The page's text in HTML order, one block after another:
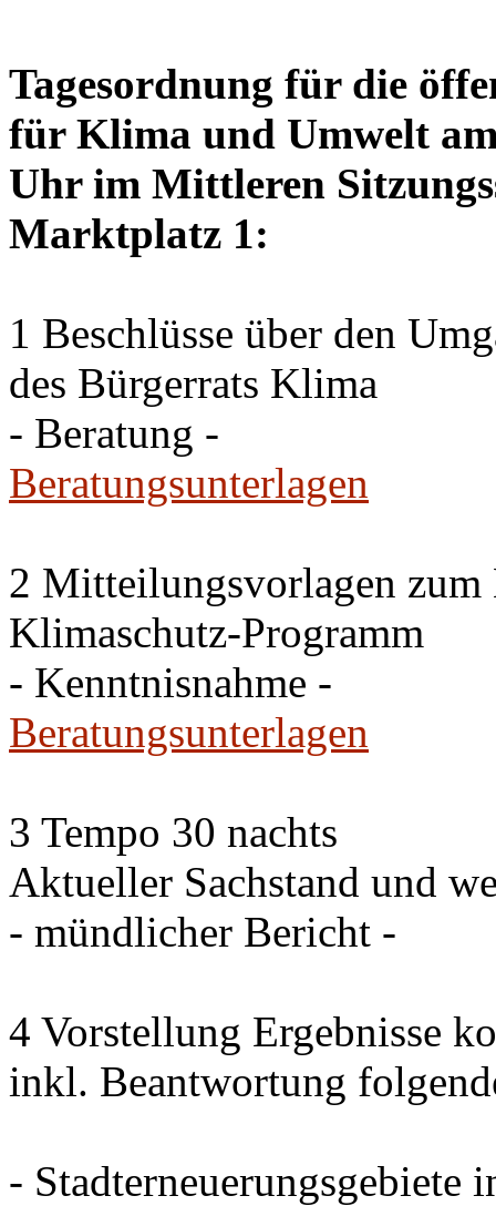
Tagesordnung für die
für Klima und Umwelt
Uhr im Mittleren
Marktplatz 1:
1 Beschlüsse über den
des Bürgerrats Klima
- Beratung -
Beratungsunterlagen
2 Mitteilungsvorlagen zum
Klimaschutz-Programm
- Kenntnisnahme -
Beratungsunterlagen
3 Tempo 30 nachts
Aktueller Sachstand und
- mündlicher Bericht -
4 Vorstellung Ergebnisse
inkl. Beantwortung
- Stadterneuerungsgebiete